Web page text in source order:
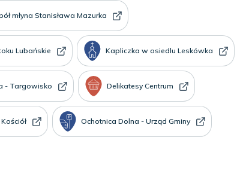
młyna Stanisława Mazurka
Lubańskie Kapliczka w osiedlu Leskówka
- Targowisko Delikatesy Centrum
Ochotnica Dolna - Urząd Gminy